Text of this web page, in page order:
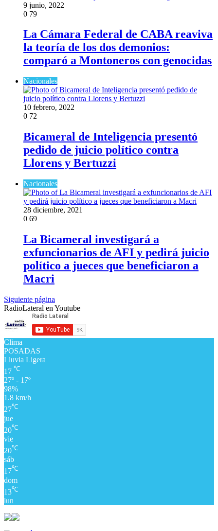
9 junio, 2022
0 79
La Cámara Federal de CABA reaviva
la teoría de los dos demonios:
comparó a Montoneros con genocidas
Nacionales
10 febrero, 2022
0 72
Bicameral de Inteligencia presentó
pedido de juicio político contra
Llorens y Bertuzzi
Nacionales
28 diciembre, 2021
0 69
La Bicameral investigará a
exfuncionarios de AFI y pedirá juicio
político a jueces que beneficiaron a
Macri
Siguiente página
RadioLateral en Youtube
Clima
POSADAS
Lluvia Ligera
17 ℃
27º - 17º
98%
1.8 km/h
27℃
jue
20℃
vie
20℃
sáb
17℃
dom
13℃
lun